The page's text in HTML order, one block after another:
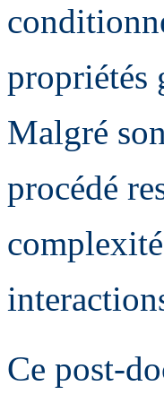
propriétés
Malgré
procédé
Ce post-